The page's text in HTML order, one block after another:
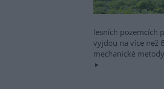
lesních pozemcích
vyjdou na více než
mechanické